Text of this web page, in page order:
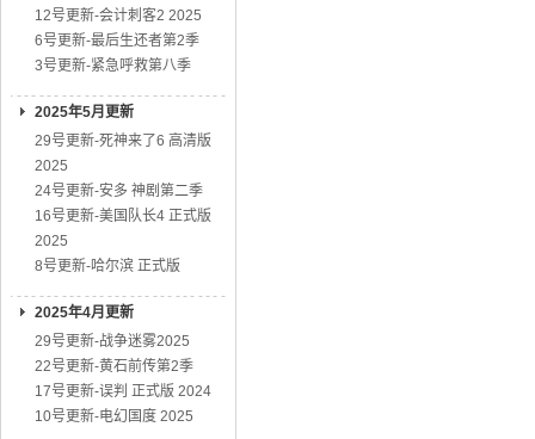
12号更新-会计刺客2 2025
6号更新-最后生还者第2季
3号更新-紧急呼救第八季
2025年5月更新
29号更新-死神来了6 高清版
2025
24号更新-安多 神剧第二季
16号更新-美国队长4 正式版
2025
8号更新-哈尔滨 正式版
2025年4月更新
29号更新-战争迷雾2025
22号更新-黄石前传第2季
17号更新-误判 正式版 2024
10号更新-电幻国度 2025